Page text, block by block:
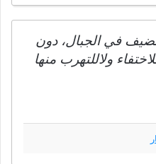
في الجبال، دون
ولاللتهرب منها